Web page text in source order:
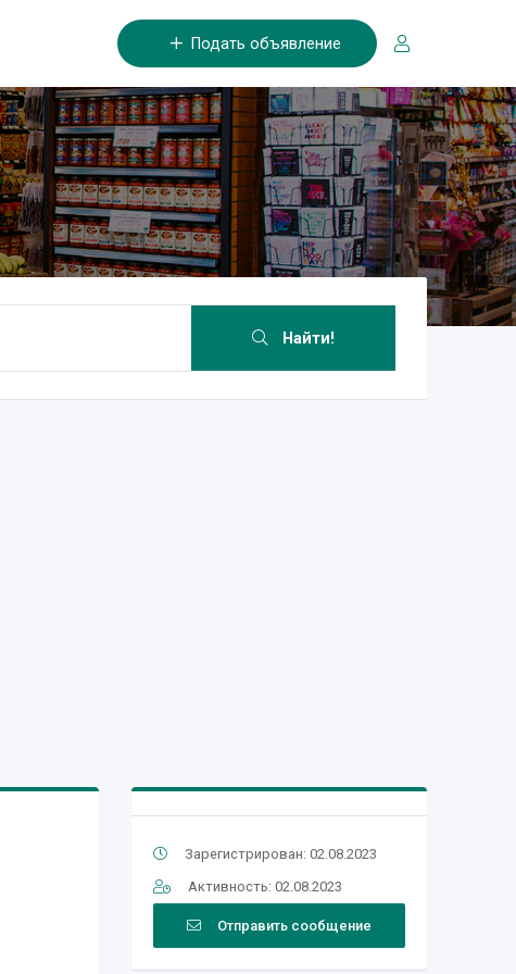
Подать объявление
Найти!
Зарегистрирован: 02.08.2023
Активность: 02.08.2023
Отправить сообщение